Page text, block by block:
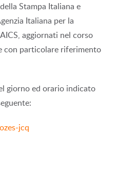
Stampa Italiana e
Italiana per la
aggiornati nel corso
con particolare riferimento
giorno ed orario indicato
jcq